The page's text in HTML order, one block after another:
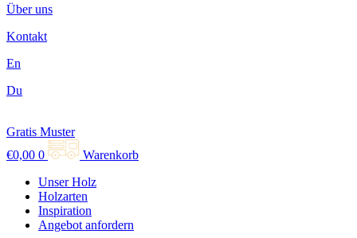
Über uns
Kontakt
En
Du
Gratis Muster
€0,00 0
Warenkorb
Unser Holz
Holzarten
Inspiration
Angebot anfordern